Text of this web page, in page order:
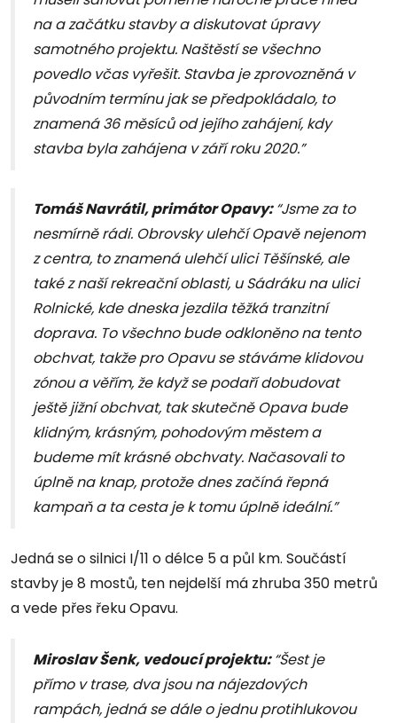
na a začátku stavby a diskutovat úpravy
samotného projektu. Naštěstí se všechno
povedlo včas vyřešit. Stavba je zprovozněná v
původním termínu jak se předpokládalo, to
znamená 36 měsíců od jejího zahájení, kdy
stavba byla zahájena v září roku 2020.”
Tomáš Navrátil, primátor Opavy:“Jsme za to
nesmírně rádi. Obrovsky ulehčí Opavě nejenom
z centra, to znamená ulehčí ulici Těšínské, ale
také z naší rekreační oblasti, u Sádráku na ulici
Rolnické, kde dneska jezdila těžká tranzitní
doprava. To všechno bude odkloněno na tento
obchvat, takže pro Opavu se stáváme klidovou
zónou a věřím, že když se podaří dobudovat
ještě jižní obchvat, tak skutečně Opava bude
klidným, krásným, pohodovým městem a
budeme mít krásné obchvaty. Načasovali to
úplně na knap, protože dnes začíná řepná
kampaň a ta cesta je k tomu úplně ideální.”
Jedná se o silnici I/11 o délce 5 a půl km. Součástí
stavby je 8 mostů, ten nejdelší má zhruba 350 metrů
a vede přes řeku Opavu.
Miroslav Šenk, vedoucí projektu:“Šest je
přímo v trase, dva jsou na nájezdových
rampách, jedná se dále o jednu protihlukovou